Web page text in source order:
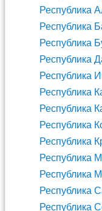
Республика
Республика
Республика
Республика
Республика
Республика
Республика
Республика
Республика
Республика
Республика
Республика
Республика